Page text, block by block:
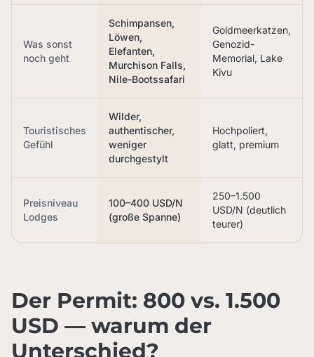
Was sonst
noch geht
Schimpansen,
Löwen,
Elefanten,
Murchison Falls,
Nile-Bootssafari
Goldmeerkatzen,
Genozid-
Memorial, Lake
Kivu
Touristisches
Gefühl
Wilder,
authentischer,
weniger
durchgestylt
Hochpoliert,
glatt, premium
Preisniveau
Lodges
100–400 USD/N
(große Spanne)
250–1.500
USD/N (deutlich
teurer)
Der Permit: 800 vs. 1.500
USD — warum der
Unterschied?